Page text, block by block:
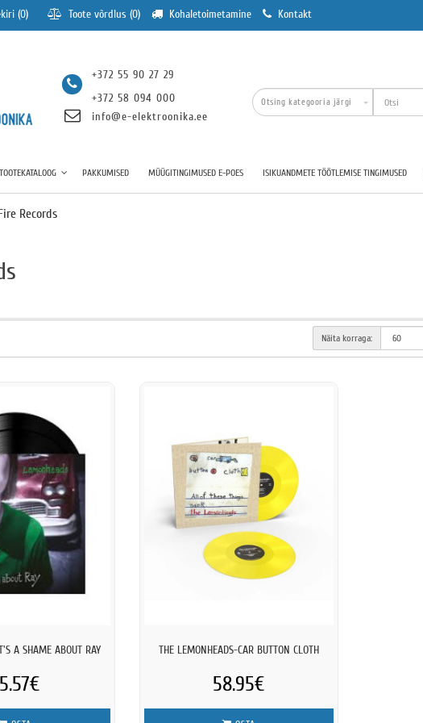
(0) Toote võrdlus (0) Kohaletoimetamine Kontakt
+372 55 90 27 29
+372 58 094 000
info@e-elektroonika.ee
PAKKUMISED MÜÜGITINGIMUSED E-POES ISIKUANDMETE TÖÖTLEMISE TINGIMUSED
Records
Näita korraga:
A SHAME ABOUT RAY THE LEMONHEADS-CAR BUTTON CLOTH
58.95€